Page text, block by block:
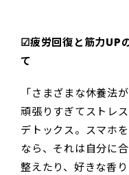
☑︎疲労回復と筋力UPの
て
「さまざまな休養法
頑張りすぎてストレ
デトックス。スマホ
なら、それは自分に
整えたり、好きな香